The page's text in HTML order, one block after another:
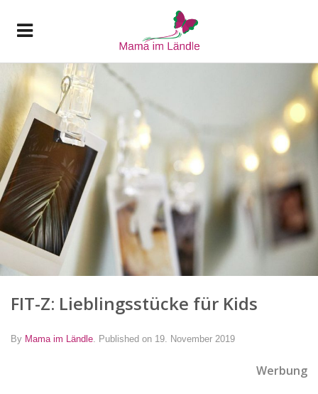
FIT-Z: Lieblingsstücke für Kids
By Mama im Ländle Published on 19. November 2019
Werbung